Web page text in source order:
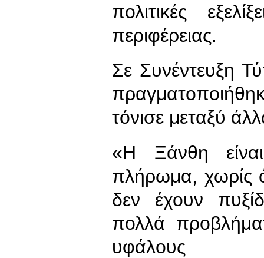
πολιτικές
περιφέρειας.
Σε Συνέντευξη
τόνισε μεταξύ
«Η Ξάνθη
πλήρωμα, χωρίς
δεν έχουν
πολλά
υφάλους